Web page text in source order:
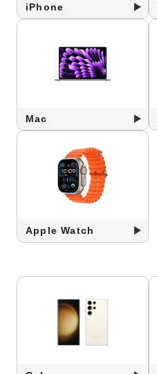
iPhone
Mac
Apple Watch